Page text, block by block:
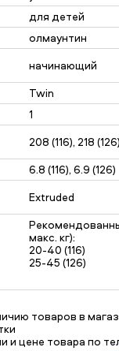
для детей
олмаунтин
начинающий
Twin
1
208 (116), 218 (126)
6.8 (116), 6.9 (126)
Extruded
макс. кг):
20-40 (116)
25-45 (126)
товаров в
и цене товара по